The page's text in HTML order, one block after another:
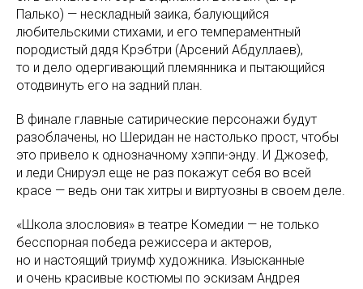
Палько) — нескладный заика, балующийся
любительскими стихами, и его темпераментный
породистый дядя Крэбтри (Арсений Абдуллаев),
то и дело одергивающий племянника и пытающийся
отодвинуть его на задний план.
В финале главные сатирические персонажи будут
разоблачены, но Шеридан не настолько прост, чтобы
это привело к однозначному хэппи-энду. И Джозеф,
и леди Снируэл еще не раз покажут себя во всей
красе — ведь они так хитры и виртуозны в своем деле.
«Школа злословия» в театре Комедии — не только
бесспорная победа режиссера и актеров,
но и настоящий триумф художника. Изысканные
и очень красивые костюмы по эскизам Андрея